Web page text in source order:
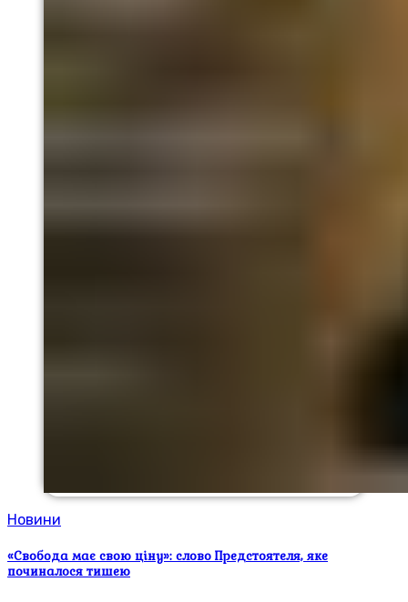
Новини
«Свобода має свою ціну»: слово Предстоятеля, яке
починалося тишею